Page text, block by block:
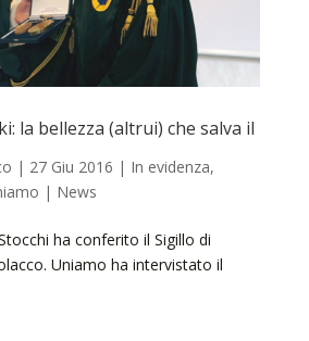
la bellezza (altrui) che salva il
| 27 Giu 2016 | In evidenza,
| News
ha conferito il Sigillo di
Uniamo ha intervistato il